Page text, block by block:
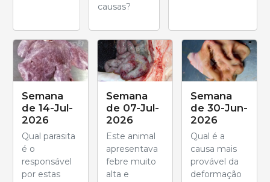
causas?
Semana
de 14-Jul-
2026
Qual parasita
é o
responsável
por estas
Semana
de 07-Jul-
2026
Este animal
apresentava
febre muito
alta e
Semana
de 30-Jun-
2026
Qual é a
causa mais
provável da
deformação